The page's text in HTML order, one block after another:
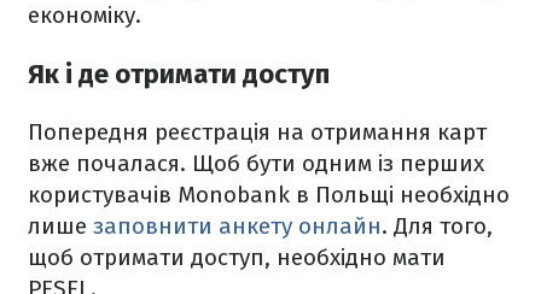
економіку.
Як і де отримати доступ
Попередня реєстрація на отримання карт
вже почалася. Щоб бути одним із перших
користувачів Monobank в Польщі необхідно
лише заповнити анкету онлайн. Для того,
щоб отримати доступ, необхідно мати
PESEL.